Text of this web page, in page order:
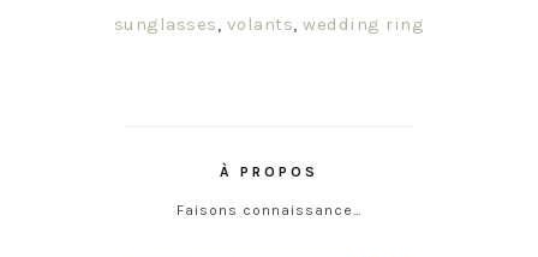
sunglasses, volants,wedding ring
À PROPOS
Faisons connaissance…